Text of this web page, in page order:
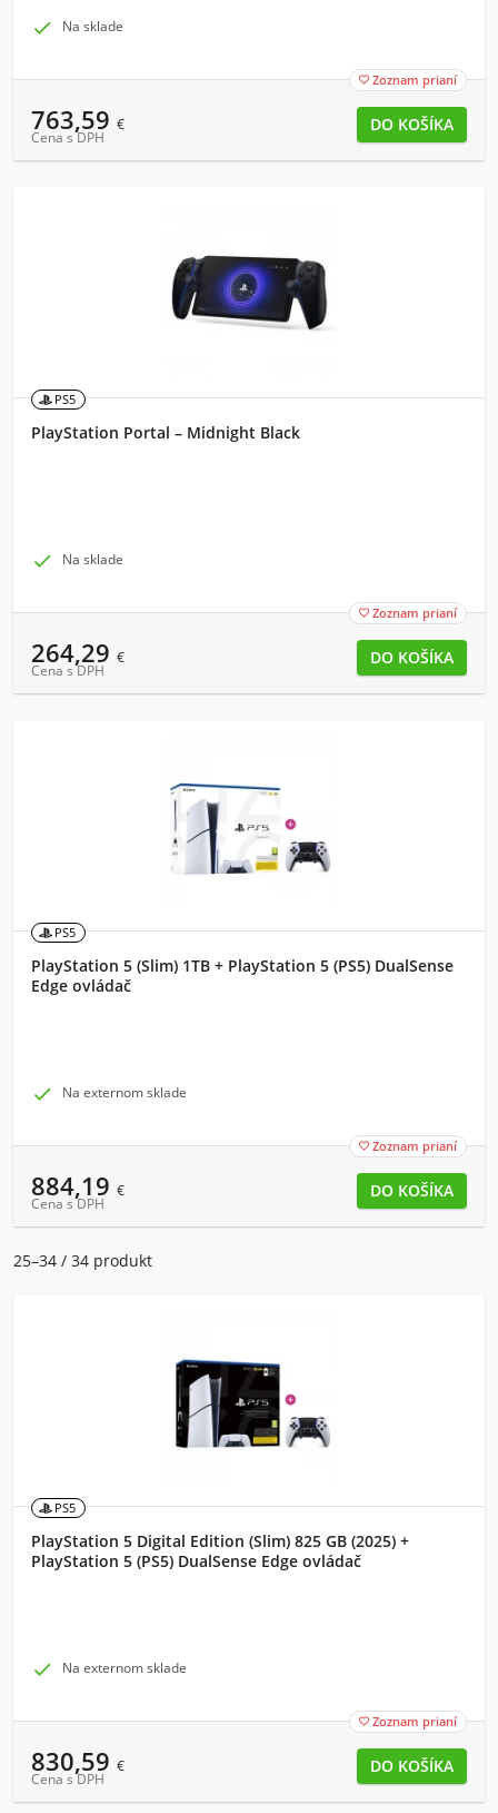
 Na sklade
 Zoznam prianí
763,59 €
Cena s DPH
PS5
PlayStation Portal – Midnight Black
 Na sklade
 Zoznam prianí
264,29 €
Cena s DPH
PS5
PlayStation 5 (Slim) 1TB + PlayStation 5 (PS5) DualSense
Edge ovládač
 Na externom sklade
 Zoznam prianí
884,19 €
Cena s DPH
25–34 / 34 produkt
PS5
PlayStation 5 Digital Edition (Slim) 825 GB (2025) +
PlayStation 5 (PS5) DualSense Edge ovládač
 Na externom sklade
 Zoznam prianí
830,59 €
Cena s DPH